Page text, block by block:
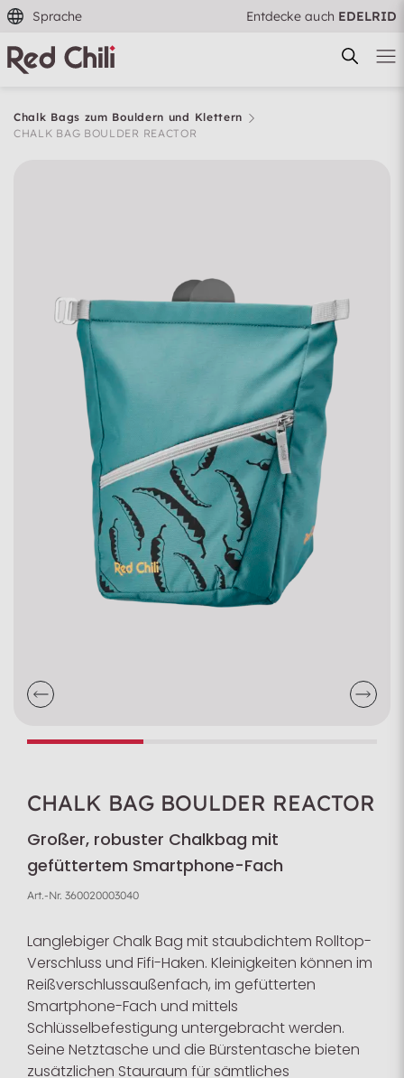
Sprache Entdecke auch EDELRID
Chalk Bags zum Bouldern und Klettern
CHALK BAG BOULDER REACTOR
CHALK BAG BOULDER REACTOR
Großer, robuster Chalkbag mit
gefüttertem Smartphone-Fach
Art.-Nr. 360020003040
Langlebiger Chalk Bag mit staubdichtem Rolltop-
Verschluss und Fifi-Haken. Kleinigkeiten können im
Reißverschlussaußenfach, im gefütterten
Smartphone-Fach und mittels
Schlüsselbefestigung untergebracht werden.
Seine Netztasche und die Bürstentasche bieten
zusätzlichen Stauraum für sämtliches